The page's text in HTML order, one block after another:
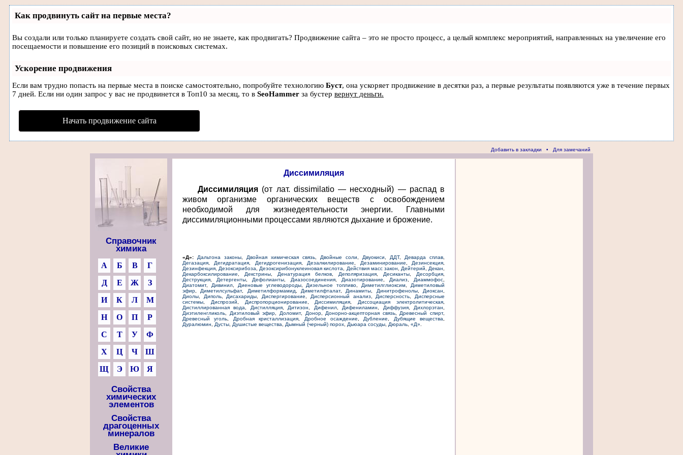
Как продвинуть сайт на первые места?
Вы создали или только планируете создать свой сайт, но не знаете, как продвигать? Продвижение сайта – это не просто процесс, а целый комплекс мероприятий, направленных на увеличение его
посещаемости и повышение его позиций в поисковых системах.
Ускорение продвижения
Если вам трудно попасть на первые места в поиске самостоятельно, попробуйте технологию Буст, она ускоряет продвижение в десятки раз, а первые результаты появляются уже в течение первых
7 дней. Если ни один запрос у вас не продвинется в Топ10 за месяц, то в SeoHammer за бустер вернут деньги.
Начать продвижение сайта
Добавить в закладки • Для замечаний
Справочник
химика
А Б В
Г
Д
Е Ж
З
И
К Л
М
Н
О П
Р
С
Т У
Ф
Х
Ц Ч
Ш
Щ
Э Ю Я
Свойства
химических
элементов
Свойства
драгоценных
минералов
Великие
Диссимиляция
Диссимиляция (от лат. dissimilatio — несходный) — распад в
живом организме органических веществ с освобождением
необходимой для жизнедеятельности энергии. Главными
диссимиляционными процессами являются дыхание и брожение.
«Д»: Дальтона законы Двойная химическая связь Двойные соли Двуокиси ДДТ, Деварда сплав
Дегазация
Дегидратация Дегидрогенизация, Дезалкилирование Дезаминирование Дезинсекция
Дезинфекция
Дезоксирибоза Дезоксирибонуклеиновая кислота Действия масс закон Дейтерий Декан
Декарбоксилирование
Декстрины Денатурация белков Деполяризация Десиканты Десорбция
Деструкция
Детергенты Дефолианты Диазосоединения, Диазотирование Диализ, Диаммофос
Диатомит, Дивинил, Диеновые углеводороды, Дизельное топливо Диметилглиоксим
Диметиловый
эфир
Диметилсульфат, Диметилформамид Диметилфталат, Динамиты Динитрофенолы, Диоксан
Диолы
Диполь, Дисахариды Диспергирование Дисперсионный анализ, Дисперсность
Дисперсные
системы
Диспрозий Диспропорционирование Диссимиляция Диссоциация электролитическая
Дистиллированная вода
Дистилляция, Дитизон Дифенил, Дифениламин Диффузия, Дихлорэтан
Диэтиленгликоль
Диэтиловый эфир Доломит, Донор, Донорно-акцепторная связь, Древесный спирт,
Древесный уголь
Дробная кристаллизация Дробное осаждение Дубление Дубящие вещества
Дуралюмин
Дусты Душистые вещества Дымный (черный) порох Дьюара сосуды Дюраль «Д»